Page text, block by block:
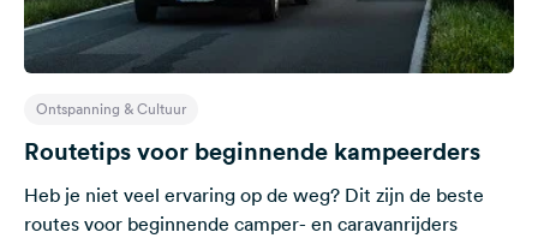
Ontspanning & Cultuur
Routetips voor beginnende kampeerders
Heb je niet veel ervaring op de weg? Dit zijn de beste
routes voor beginnende camper- en caravanrijders